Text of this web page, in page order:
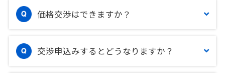
価格交渉はできますか？
交渉申込みするとどうなりますか？